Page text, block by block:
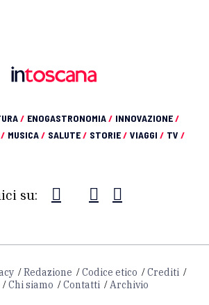
/ ENOGASTRONOMIA/ INNOVAZIONE/
/ MUSICA/ SALUTE/ STORIE/ VIAGGI / TV /
su:
Redazione Codice etico
Crediti
Chi siamo Contatti Archivio